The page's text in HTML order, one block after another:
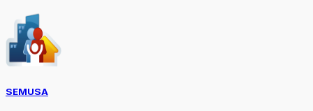
SEMUSA